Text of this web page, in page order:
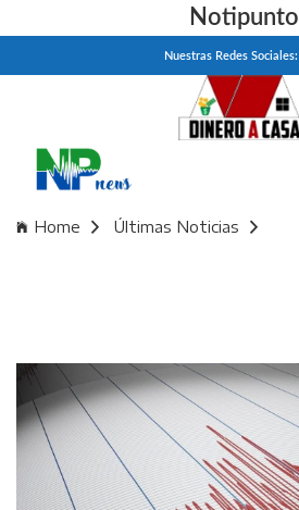
Notipunto
Nuestras Redes Sociales:
Home
Últimas Noticias